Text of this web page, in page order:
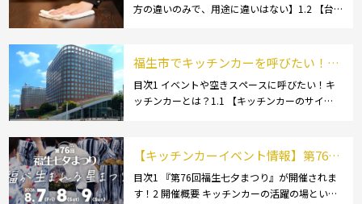
も紹介！
方の違いのみで、用途に違いはない】1.2 【台
特徴2.1 【綿】2.2 【マイクロ […]
福生市でキッチンカーを呼びたい！派
遣してもらうにはどうすれば良いの？
依頼の流れや人気メニューを解説
目次1 イベントや空きスペースに呼びたい！キ
ッチンカーとは？1.1 【キッチンカーのサイ
チンカー:1t～ […]
【キッチンカーイベント情報】第76回
福生七夕まつりが開催されます！
目次1 『第76回福生七夕まつり』が開催されま
す！2 開催概要 キッチンカーの活躍の場といえ